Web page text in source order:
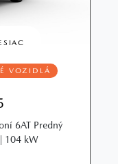
VOZIDLÁ
6AT Predný
104 kW